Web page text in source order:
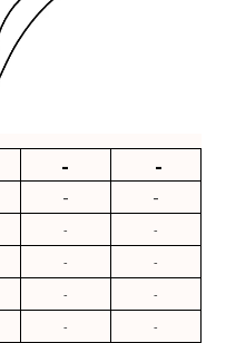
-
-
- -
- -
- -
- -
- -